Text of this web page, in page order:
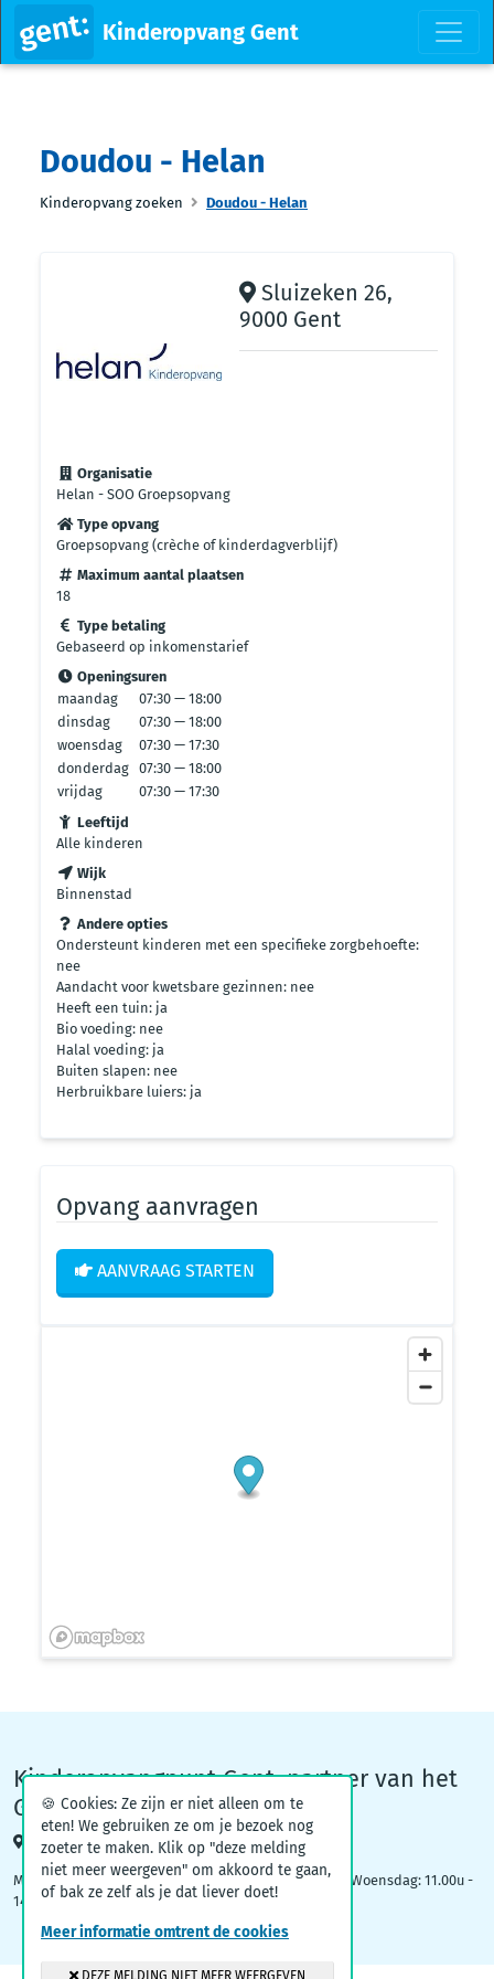
Kinderopvang Gent
Doudou - Helan
Kinderopvang zoeken Doudou - Helan
Sluizeken 26,
9000 Gent
Organisatie
Helan - SOO Groepsopvang
Type opvang
Groepsopvang (crèche of kinderdagverblijf)
Maximum aantal plaatsen
18
Type betaling
Gebaseerd op inkomenstarief
Openingsuren
maandag
07:30 — 18:00
dinsdag
07:30 — 18:00
woensdag
07:30 — 17:30
donderdag 07:30 — 18:00
vrijdag
07:30 — 17:30
Leeftijd
Alle kinderen
Wijk
Binnenstad
Andere opties
Ondersteunt kinderen met een specifieke zorgbehoefte:
nee
Aandacht voor kwetsbare gezinnen: nee
Heeft een tuin: ja
Bio voeding: nee
Halal voeding: ja
Buiten slapen: nee
Herbruikbare luiers: ja
Opvang aanvragen
AANVRAAG STARTEN
Kinderopvangpunt Gent, partner van het
Groeiteam
Woodrow Wilsonplein 1, 9000 Gent
Maandag: 09.00u – 12.30u | Dinsdag: 16.30u - 19.00u | Woensdag: 11.00u -
14.00u
🍪 Cookies: Ze zijn er niet alleen om te
eten! We gebruiken ze om je bezoek nog
zoeter te maken. Klik op "deze melding
niet meer weergeven" om akkoord te gaan,
of bak ze zelf als je dat liever doet!
Meer informatie omtrent de cookies
DEZE MELDING NIET MEER WEERGEVEN